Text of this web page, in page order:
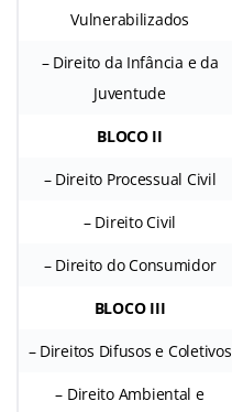
Vulnerabilizados
– Direito da Infância e da
Juventude
BLOCO II
– Direito Processual Civil
– Direito Civil
– Direito do Consumidor
BLOCO III
– Direitos Difusos e Coletivos
– Direito Ambiental e